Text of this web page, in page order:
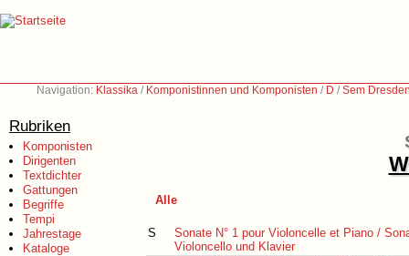
Navigation: Klassika / Komponistinnen und Komponisten / D /Sem
Rubriken
Komponisten
Dirigenten
Textdichter
Gattungen
Begriffe
Tempi
Jahrestage
Kataloge
Alle
S
Sonate N° 1 pour Violoncelle et Piano /
Violoncello und Klavier